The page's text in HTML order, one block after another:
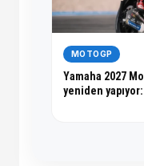
MOTOGP
Yamaha 2027
yeniden